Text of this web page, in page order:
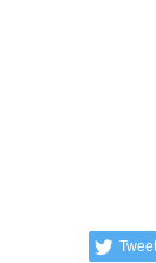
Tweet